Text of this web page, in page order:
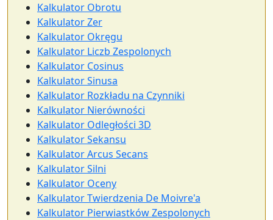
Kalkulator Obrotu
Kalkulator Zer
Kalkulator Okręgu
Kalkulator Liczb Zespolonych
Kalkulator Cosinus
Kalkulator Sinusa
Kalkulator Rozkładu na Czynniki
Kalkulator Nierówności
Kalkulator Odległości 3D
Kalkulator Sekansu
Kalkulator Arcus Secans
Kalkulator Silni
Kalkulator Oceny
Kalkulator Twierdzenia De Moivre'a
Kalkulator Pierwiastków Zespolonych